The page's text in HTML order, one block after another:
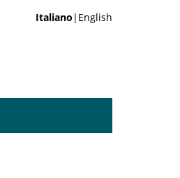
Italiano |English